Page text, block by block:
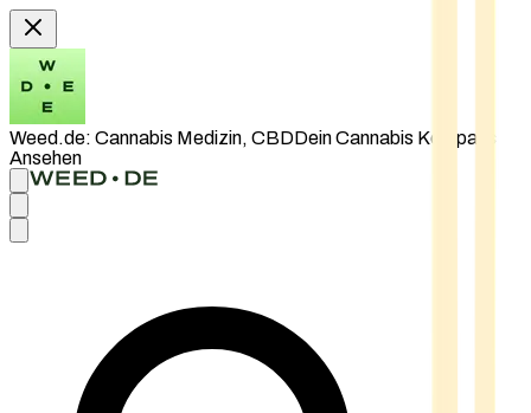
Weed.de: Cannabis Medizin, CBDDein Cannabis Kompass
Ansehen